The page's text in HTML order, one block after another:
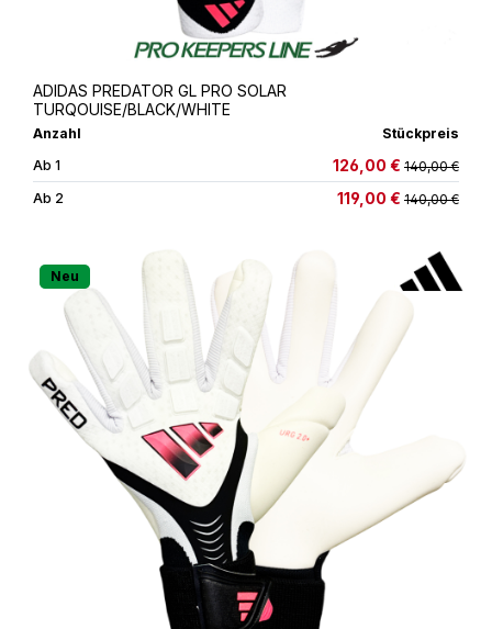
ADIDAS PREDATOR GL PRO SOLAR
TURQOUISE/BLACK/WHITE
Anzahl
Stückpreis
Ab1 126,00 € 140,00 €
Ab 2 119,00 € 140,00 €
Neu